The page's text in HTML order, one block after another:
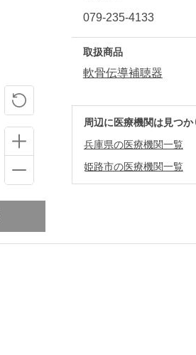
079-235-4133
取扱商品
軟骨伝導補聴器
周辺に医療機関は見つ
兵庫県の医療機関一覧
姫路市の医療機関一覧